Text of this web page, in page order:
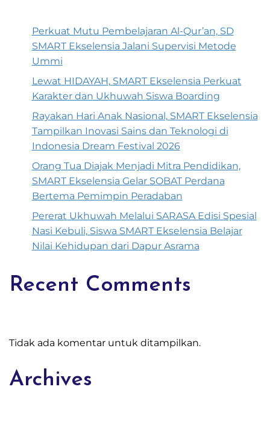
Perkuat Mutu Pembelajaran Al-Qur’an, SD
SMART Ekselensia Jalani Supervisi Metode
Ummi
Lewat HIDAYAH, SMART Ekselensia Perkuat
Karakter dan Ukhuwah Siswa Boarding
Rayakan Hari Anak Nasional, SMART Ekselensia
Tampilkan Inovasi Sains dan Teknologi di
Indonesia Dream Festival 2026
Orang Tua Diajak Menjadi Mitra Pendidikan,
SMART Ekselensia Gelar SOBAT Perdana
Bertema Pemimpin Peradaban
Pererat Ukhuwah Melalui SARASA Edisi Spesial
Nasi Kebuli, Siswa SMART Ekselensia Belajar
Nilai Kehidupan dari Dapur Asrama
Recent Comments
Tidak ada komentar untuk ditampilkan.
Archives